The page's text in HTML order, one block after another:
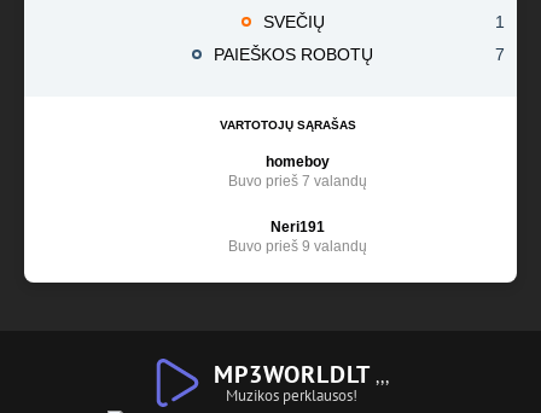
SVEČIŲ
1
PAIEŠKOS ROBOTŲ
7
VARTOTOJŲ SĄRAŠAS
homeboy
Buvo prieš 7 valandų
Neri191
Buvo prieš 9 valandų
MP3WORLDLT
Muzikos perklausos!
,,,